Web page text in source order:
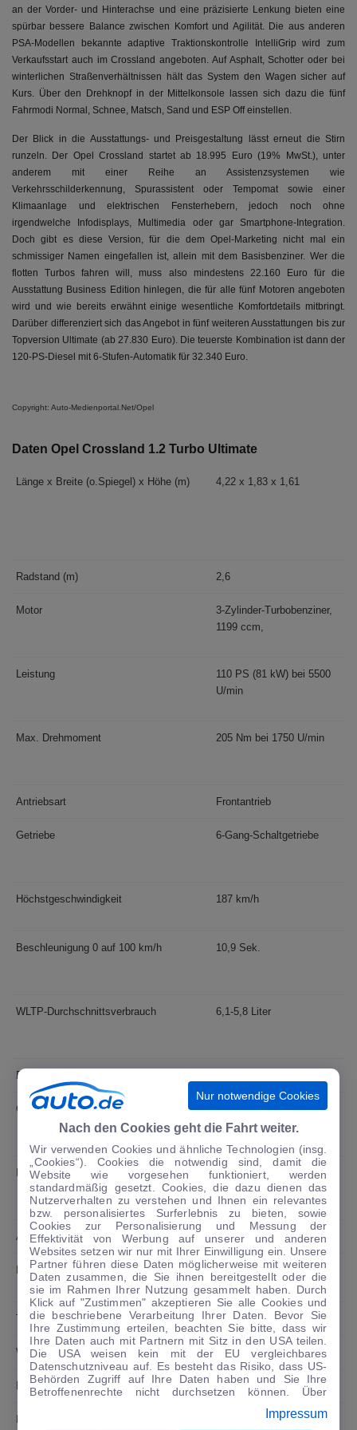
an der Vorder- und Hinterachse und eine präzisierte Lenkung bieten eine
spürbar bessere Balance zwischen Komfort und Agilität. Die aus anderen
PSA-Modellen bekannte adaptive Traktionskontrolle IntelliGrip wird zum
Verkaufsstart auch im Crossland angeboten. Auf Asphalt, Schotter oder bei
winterlichen Straßenverhältnissen hält das System den Wagen sicher auf
Kurs. Über den Drehknopf in der Mittelkonsole lassen sich dazu die fünf
Fahrmodi Normal, Schnee, Matsch, Sand und ESP Off einstellen.
Der Blick in die Ausstattungs- und Preisgestaltung lässt erneut die Stirn
runzeln. Der Opel Crossland startet ab 18.995 Euro (19% MwSt.), unter
anderem mit einer Reihe an Assistenzsystemen wie
Verkehrsschilderkennung, Spurassistent oder Tempomat sowie einer
Klimaanlage und elektrischen Fensterhebern, jedoch noch ohne
irgendwelche Infodisplays, Multimedia oder gar Smartphone-Integration.
Doch gibt es diese Version, für die dem Opel-Marketing nicht mal ein
schmissiger Namen eingefallen ist, allein mit dem Basisbenziner. Wer die
flotten Turbos fahren will, muss also mindestens 22.160 Euro für die
Ausstattung Business Edition hinlegen, die für alle fünf Motoren angeboten
wird und wie bereits erwähnt einige wesentliche Komfortdetails mitbringt.
Darüber differenziert sich das Angebot in fünf weiteren Ausstattungen bis zur
Topversion Ultimate (ab 27.830 Euro). Die teuerste Kombination ist dann der
120-PS-Diesel mit 6-Stufen-Automatik für 32.340 Euro.
Copyright: Auto-Medienportal.Net/Opel
Daten Opel Crossland 1.2 Turbo Ultimate
Länge x Breite (o.Spiegel) x Höhe (m) 4,22 x 1,83 x 1,61
Radstand (m) 2,6
Motor
3-Zylinder-Turbobenziner,
1199 ccm,
Leistung
110 PS (81 kW) bei 5500
U/min
Max. Drehmoment 205 Nm bei 1750 U/min
Antriebsart Frontantrieb
Getriebe 6-Gang-Schaltgetriebe
Höchstgeschwindigkeit 187 km/h
Beschleunigung 0 auf 100 km/h 10,9 Sek.
WLTP-Durchschnittsverbrauch 6,1-5,8 Liter
Effizienzklasse
CO2-Emissionen 138-131 g/km (Euro 6d)
Leergewicht / Zuladung min. 1245 kg / 525 kg
Anhängelast 840 kg
Kofferraumvolumen 420-1255 Liter
Tankvolumen 45 Liter
Wendekreis 11,2
Bereifung 215/50 R 17
ab 18.995 Euro (19%
Nur notwendige Cookies
Nach den Cookies geht die Fahrt weiter.
Wir verwenden Cookies und ähnliche Technologien (insg.
„Cookies“). Cookies die notwendig sind, damit die
Website wie vorgesehen funktioniert, werden
standardmäßig gesetzt. Cookies, die dazu dienen das
Nutzerverhalten zu verstehen und Ihnen ein relevantes
bzw. personalisiertes Surferlebnis zu bieten, sowie
Cookies zur Personalisierung und Messung der
Effektivität von Werbung auf unserer und anderen
Websites setzen wir nur mit Ihrer Einwilligung ein. Unsere
Partner führen diese Daten möglicherweise mit weiteren
Daten zusammen, die Sie ihnen bereitgestellt oder die
sie im Rahmen Ihrer Nutzung gesammelt haben. Durch
Klick auf "Zustimmen" akzeptieren Sie alle Cookies und
die beschriebene Verarbeitung Ihrer Daten. Bevor Sie
Ihre Zustimmung erteilen, beachten Sie bitte, dass wir
Ihre Daten auch mit Partnern mit Sitz in den USA teilen.
Die USA weisen kein mit der EU vergleichbares
Datenschutzniveau auf. Es besteht das Risiko, dass US-
Behörden Zugriff auf Ihre Daten haben und Sie Ihre
Betroffenenrechte nicht durchsetzen können. Über
anpassen. Dies ist auch später jederzeit im Bereich
Impressum